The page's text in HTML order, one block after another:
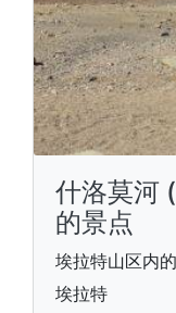
什洛莫河
的景点
埃拉特山区内
埃拉特